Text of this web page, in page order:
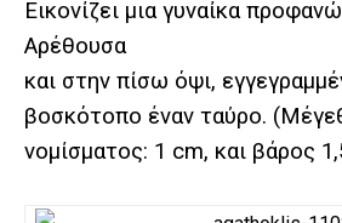
Εικονίζει μια γυναίκα
Αρέθουσα
και στην πίσω όψι,
βοσκότοπο έναν ταύρο.
νομίσματος: 1 cm, και βάρος